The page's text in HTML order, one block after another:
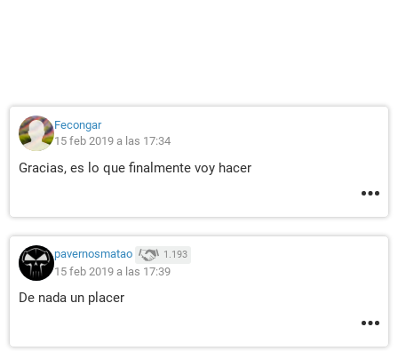
Fecongar
15 feb 2019 a las 17:34
Gracias, es lo que finalmente voy hacer
pavernosmatao 1.193
15 feb 2019 a las 17:39
De nada un placer